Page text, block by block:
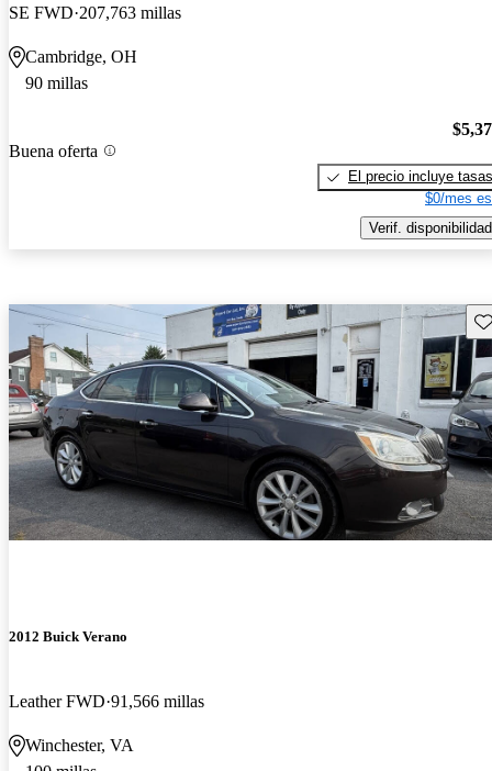
SE FWD 207,763 millas
Cambridge, OH
90 millas
Buena oferta
El precio incluye tasas
$0/mes
Verif. disponibilidad
2012 Buick Verano
Leather FWD 91,566 millas
Winchester, VA